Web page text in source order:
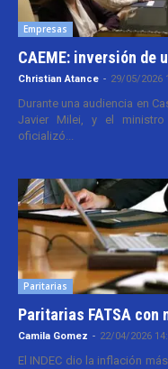
Empresas
CAEME: inversión de
Christian Atance - 29/05/2026
Durante una audiencia en
Javier Milei, y el
oficializó...
Paritarias
Paritarias FATSA con
Camila Gomez - 22/04/2026
El INDEC dio la inflación